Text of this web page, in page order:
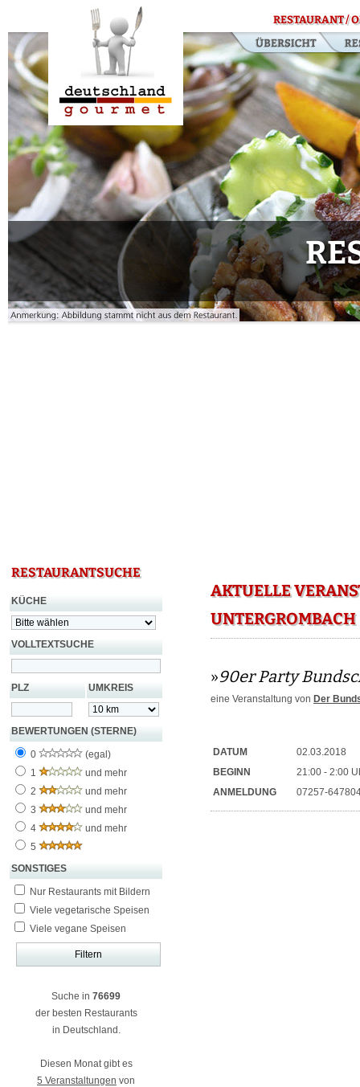
RESTAURANT /
RESTAURANTSUCHE
KÜCHE
VOLLTEXTSUCHE
PLZ UMKREIS
BEWERTUNGEN (STERNE)
0
(egal)
1
und mehr
2
und mehr
3
und mehr
4
und mehr
5
SONSTIGES
Nur Restaurants mit Bildern
Viele vegetarische Speisen
Viele vegane Speisen
Suche in 76699
der besten Restaurants
in Deutschland.
Diesen Monat gibt es
5 Veranstaltungen von
AKTUELLE
UNTERGROMBACH
»90er Party
eine Veranstaltung von Der
DATUM
02.03.2018
BEGINN
21:00 - 2:00
ANMELDUNG
07257-